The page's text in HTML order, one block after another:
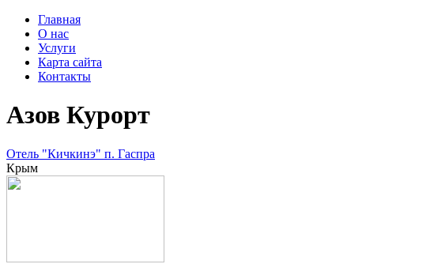
Главная
О нас
Услуги
Карта сайта
Контакты
Азов Курорт
Отель "Кичкинэ" п. Гаспра
Крым